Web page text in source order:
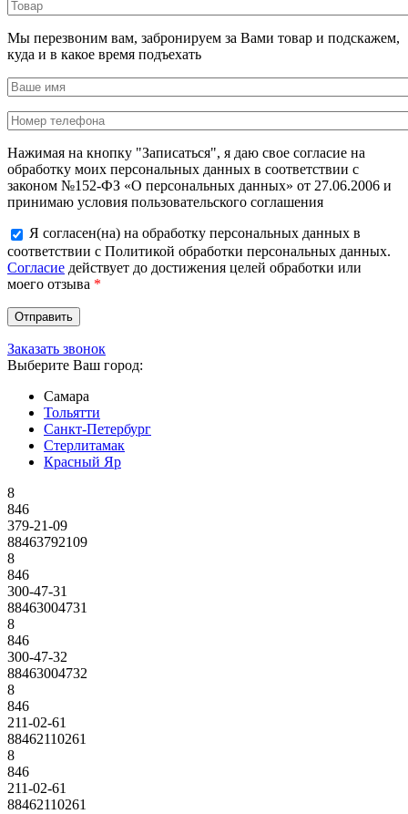
Мы перезвоним вам, забронируем за Вами товар и подскажем,
куда и в какое время подъехать
Нажимая на кнопку "Записаться", я даю свое согласие на
обработку моих персональных данных в соответствии с
законом №152-ФЗ «О персональных данных» от 27.06.2006 и
принимаю условия пользовательского соглашения
Я согласен(на) на обработку персональных данных в
соответствии с Политикой обработки персональных данных.
Согласие действует до достижения целей обработки или
моего отзыва *
Заказать звонок
Выберите Ваш город:
Самара
Тольятти
Санкт-Петербург
Стерлитамак
Красный Яр
8
846
379-21-09
88463792109
8
846
300-47-31
88463004731
8
846
300-47-32
88463004732
8
846
211-02-61
88462110261
8
846
211-02-61
88462110261